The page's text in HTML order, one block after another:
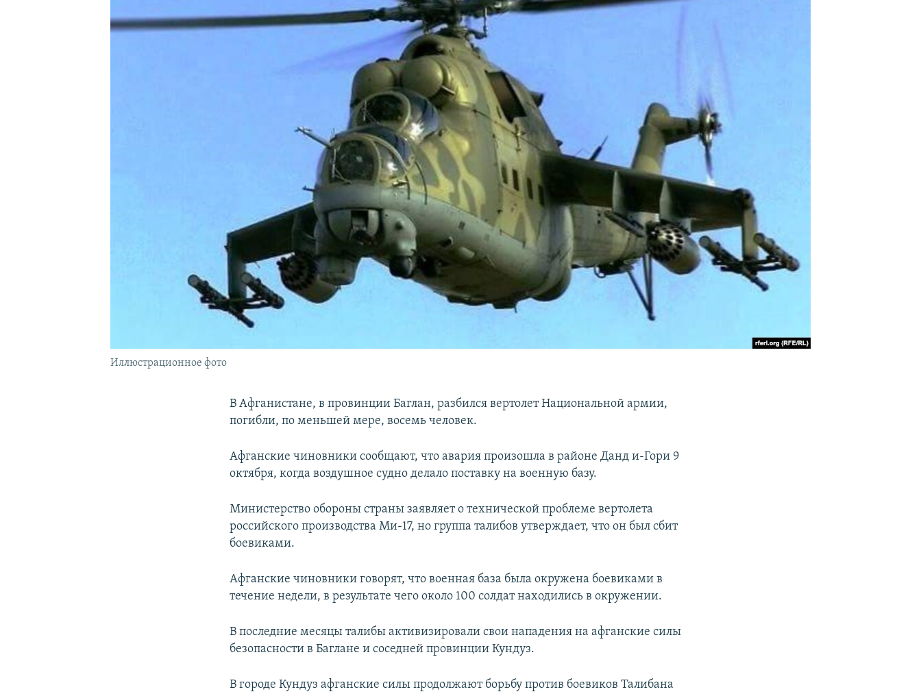
КРЫМ.НЕПОКОРЕННЫЙ
Иллюстрационное фото
В Афганистане, в провинции Баглан, разбился вертолет Национальной армии,
погибли, по меньшей мере, восемь человек.
Афганские чиновники сообщают, что авария произошла в районе Данд и-Гори 9
октября, когда воздушное судно делало поставку на военную базу.
Министерство обороны страны заявляет о технической проблеме вертолета
российского производства Ми-17, но группа талибов утверждает, что он был сбит
боевиками.
Афганские чиновники говорят, что военная база была окружена боевиками в
течение недели, в результате чего около 100 солдат находились в окружении.
В последние месяцы талибы активизировали свои нападения на афганские силы
безопасности в Баглане и соседней провинции Кундуз.
В городе Кундуз афганские силы продолжают борьбу против боевиков Талибана